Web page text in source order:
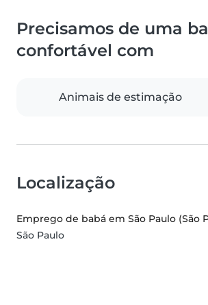
Precisamos de uma
confortável com
Animais de estimação
Localização
Emprego de babá em São Paulo (São
São Paulo